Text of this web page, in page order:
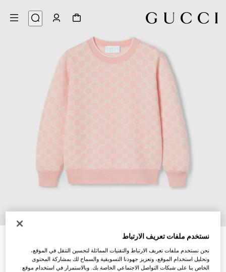
كنزة من جاكارد الصوف بنقش GG للأطفال
AED 2,200
تنويعاتزهري فاتح وأبيض
نستخدم ملفات تعريف الارتباط
نحن نستخدم ملفات تعريف الارتباط والتقنيات المماثلة لتحسين التنقل في الموقع،
وتحليل استخدام الموقع، وتعزيز جهودنا التسويقية والسماح لك بمشاركة المحتوى
الخاص بنا على شبكات التواصل الاجتماعي الخاصة بك. وبالاستمرار في استخدام موقع